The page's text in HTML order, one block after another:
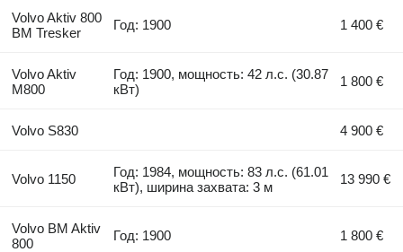
Volvo Aktiv 800
BM Tresker
Год: 1900 1 400 €
Volvo Aktiv
M800
Год: 1900, мощность: 42 л.с. (30.87
кВт)
1 800 €
Volvo S830 4 900 €
Volvo 1150
Год: 1984, мощность: 83 л.с. (61.01
кВт), ширина захвата: 3 м
13 990 €
Volvo BM Aktiv
800
Год: 1900 1 800 €